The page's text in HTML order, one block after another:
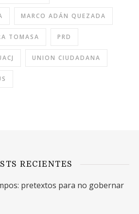
MARCO ADÁN QUEZADA
TOMASA PRD
UNION CIUDADANA
RECIENTES
pretextos para no gobernar